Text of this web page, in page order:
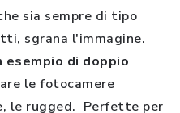
sia sempre di tipo
sgrana l'immagine.
esempio di doppio
le fotocamere
le rugged. Perfette per